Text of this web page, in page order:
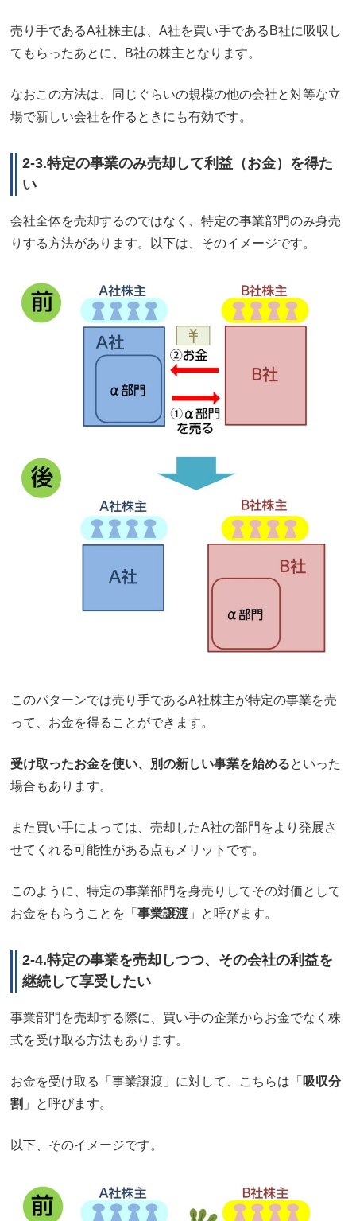
売り手であるA社株主は、A社を買い手であるB社に吸収し
てもらったあとに、B社の株主となります。
なおこの方法は、同じぐらいの規模の他の会社と対等な立
場で新しい会社を作るときにも有効です。
2-3.特定の事業のみ売却して利益（お金）を得た
い
会社全体を売却するのではなく、特定の事業部門のみ身売
りする方法があります。以下は、そのイメージです。
このパターンでは売り手であるA社株主が特定の事業を売
って、お金を得ることができます。
受け取ったお金を使い、別の新しい事業を始めるといった
場合もあります。
また買い手によっては、売却したA社の部門をより発展さ
せてくれる可能性がある点もメリットです。
このように、特定の事業部門を身売りしてその対価として
お金をもらうことを「 事業譲渡 」と呼びます。
2-4.特定の事業を売却しつつ、その会社の利益を
継続して享受したい
事業部門を売却する際に、買い手の企業からお金でなく株
式を受け取る方法もあります。
お金を受け取る「事業譲渡」に対して、こちらは「 吸収分
割 」と呼びます。
以下、そのイメージです。